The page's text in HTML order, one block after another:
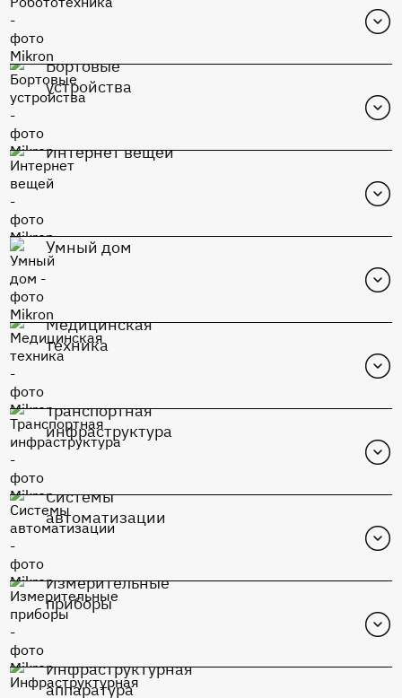
MIK1117S-Adj
Перейти в каталог
К1948ВК015
Перейти в каталог
Бортовые
устройства
К1948ВК015
Перейти в каталог
Интернет вещей
К1948ВК015
Перейти в каталог
Умный дом
К1948ВК015
Перейти в каталог
Медицинская
техника
К1948ВК015
Перейти в каталог
Транспортная
инфраструктура
К1948ВК015
Системы
автоматизации
Измерительные
приборы
Инфраструктурная
аппаратура